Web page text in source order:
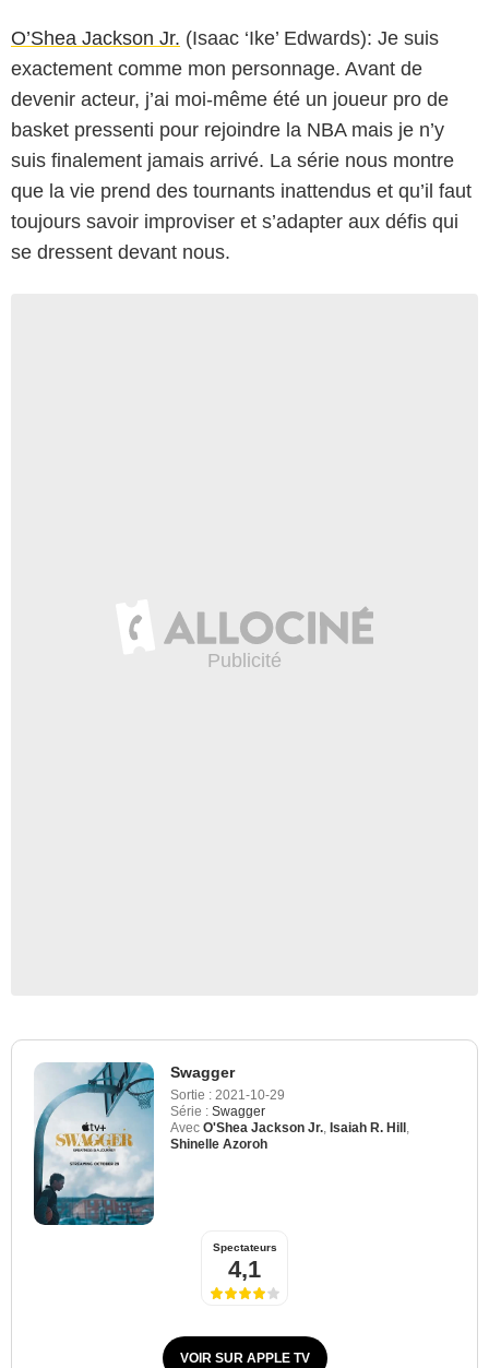
O’Shea Jackson Jr. (Isaac ‘Ike’ Edwards): Je suis
exactement comme mon personnage. Avant de
devenir acteur, j’ai moi-même été un joueur pro de
basket pressenti pour rejoindre la NBA mais je n’y
suis finalement jamais arrivé. La série nous montre
que la vie prend des tournants inattendus et qu’il faut
toujours savoir improviser et s’adapter aux défis qui
se dressent devant nous.
Swagger
Sortie : 2021-10-29
Série : Swagger
Avec O'Shea Jackson Jr. Isaiah R. Hill
Shinelle Azoroh
Spectateurs
4,1
VOIR SUR APPLE TV